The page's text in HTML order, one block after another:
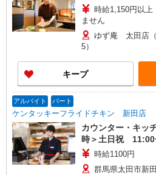
時給1,150円以
ません
ゆず庵 太田店
5）
キープ
アルバイト パート
ケンタッキーフライドチキン 新田店
カウンター・キッ
時＞土日祝 11:00
時給1100円
群馬県太田市新